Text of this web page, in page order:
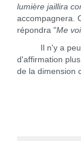
lumière jaillira
accompagnera.
répondra "Me
Il n'y a peut-
d'affirmation
de la dimension